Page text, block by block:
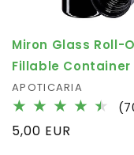
Miron Glass Roll-
Fillable Container
Fournisseur :
APOTICARIA
Prix
5,00 EUR